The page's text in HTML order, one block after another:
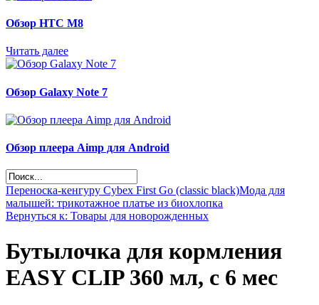
Обзор НТС М8
Читать далее
Обзор Galaxy Note 7
Обзор плеера Aimp для Android
Переноска-кенгуру Cybex First Go (classic black)Мода для
малышей: трикотажное платье из биохлопка
Вернуться к: Товары для новорожденных
Бутылочка для кормления
EASY CLIP 360 мл, с 6 мес